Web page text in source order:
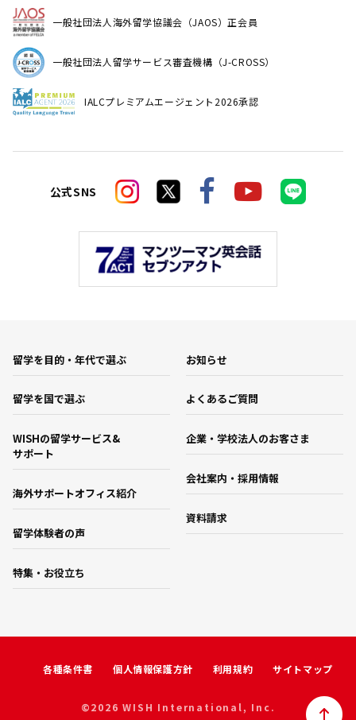
一般社団法人海外留学協議会（JAOS）正会員
一般社団法人留学サービス審査機構（J-CROSS）
IALCプレミアムエージェント2026承認
公式SNS
留学を目的・年代で選ぶ
留学を国で選ぶ
WISHの留学サービス&
サポート
海外サポートオフィス紹介
留学体験者の声
特集・お役立ち
お知らせ
よくあるご質問
企業・学校法人のお客さま
会社案内・採用情報
資料請求
各種条件書 個人情報保護方針 利用規約 サイトマップ
©2026 WISH International, Inc.